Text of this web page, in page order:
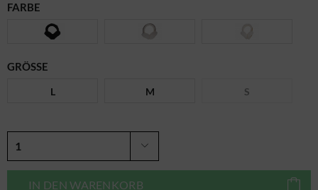
FARBE
GRÖSSE
L M S
IN DEN WARENKORB